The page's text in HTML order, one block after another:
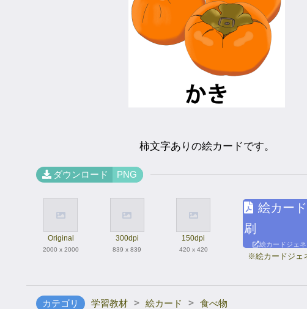
柿文字ありの絵カードです。
ダウンロード PNG
Original
2000 x 2000
300dpi
839 x 839
150dpi
420 x 420
絵カー
刷
絵カードジェ
※絵カードジェ
カテゴリ 学習教材 > 絵カード > 食べ物